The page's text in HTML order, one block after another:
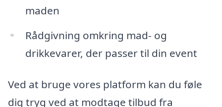
maden
Rådgivning omkring mad- og
drikkevarer, der passer til din event
Ved at bruge vores platform kan du føle
dig tryg ved at modtage tilbud fra